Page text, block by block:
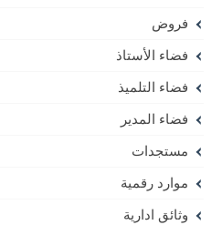
فروض
فضاء الأستاذ
فضاء التلميذ
فضاء المدير
مستجدات
موارد رقمية
وثائق ادارية